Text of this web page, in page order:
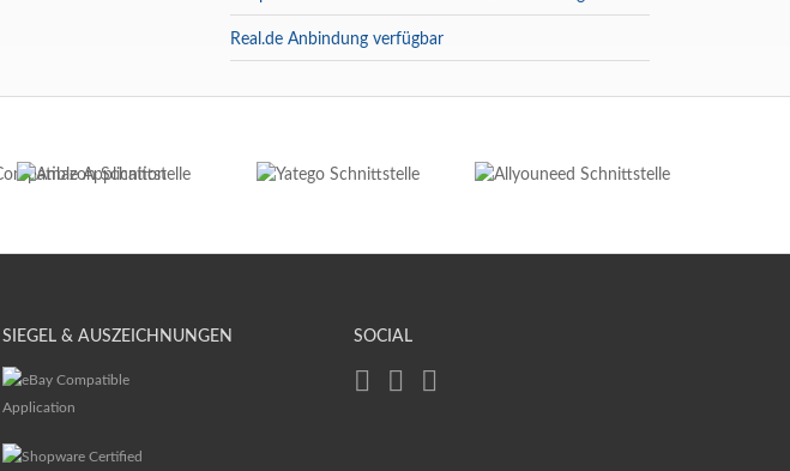
Real.de Anbindung verfügbar
SIEGEL & AUSZEICHNUNGEN SOCIAL